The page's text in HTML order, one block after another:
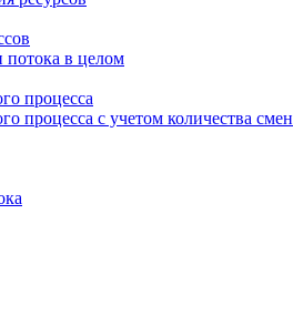
потока в целом
процесса
процесса с учетом количества смен